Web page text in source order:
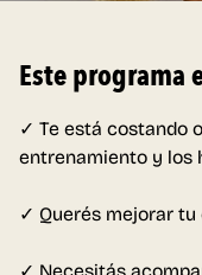
Este programa
✓ Te está costando
entrenamiento y los
✓ Querés mejorar